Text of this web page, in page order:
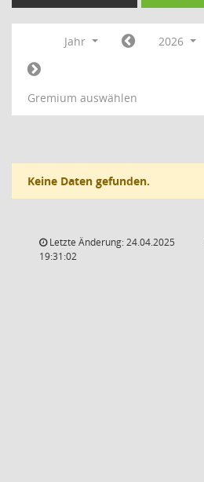
Jahr 2026
Gremium auswählen
Keine Daten gefunden.
Letzte Änderung: 24.04.2025
19:31:02